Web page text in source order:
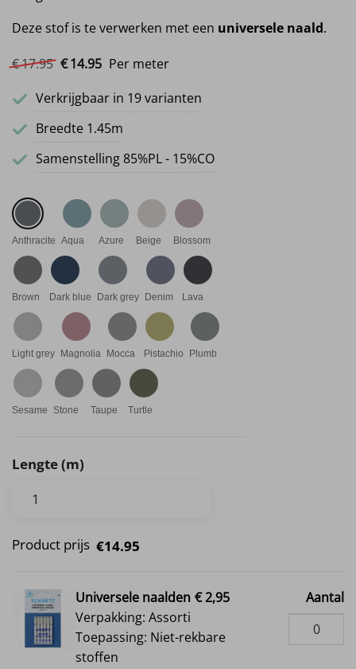
Deze stof is te verwerken met een universele naald.
€17.95 Oorspronkelijke prijs was: €17.95.
€14.95Huidige prijs is: €14.95.
Per meter
Verkrijgbaar in 19 varianten
Breedte 1.45m
Samenstelling 85%PL - 15%CO
Anthracite Aqua Azure Beige Blossom
Brown Dark blue Dark grey Denim Lava
Light grey Magnolia Mocca Pistachio Plumb
Sesame Stone Taupe Turtle
Lengte (m)
Product prijs €14.95
Universele naalden € 2,95
Verpakking: Assorti
Toepassing: Niet-rekbare
stoffen
Aantal